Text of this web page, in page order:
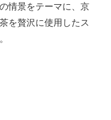
情景をテーマに、京
を贅沢に使用したス